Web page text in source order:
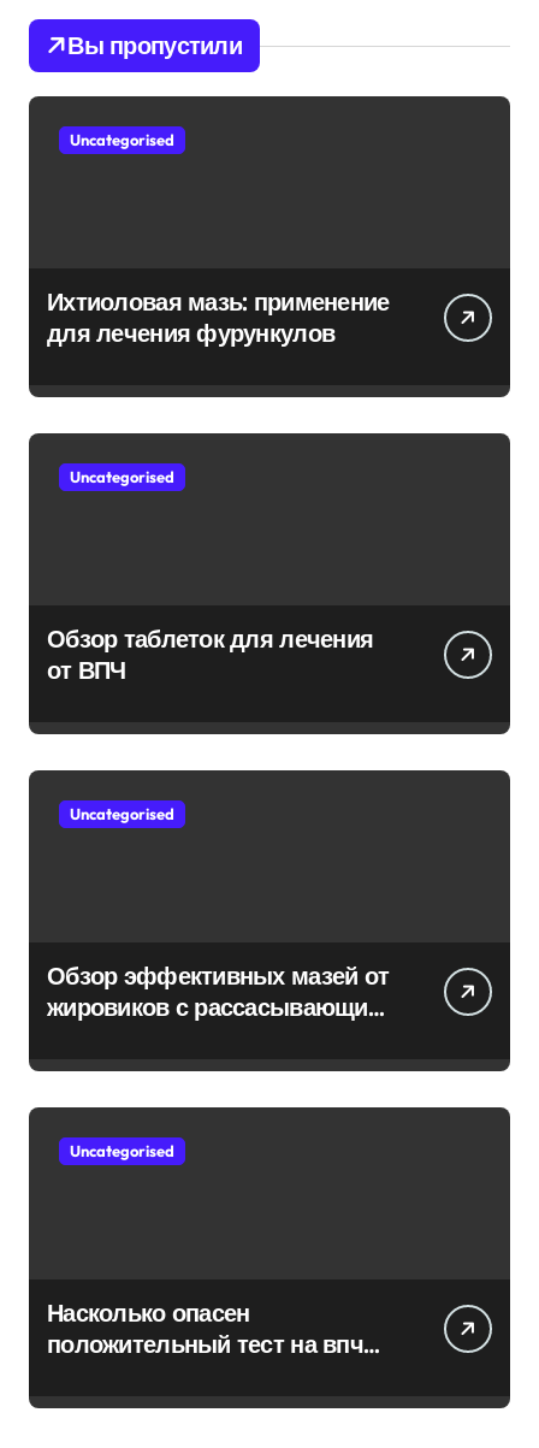
Вы пропустили
Uncategorised
Ихтиоловая мазь: применение
для лечения фурункулов
Uncategorised
Обзор таблеток для лечения
от ВПЧ
Uncategorised
Обзор эффективных мазей от
жировиков с рассасывающим
Uncategorised
Насколько опасен
положительный тест на впч